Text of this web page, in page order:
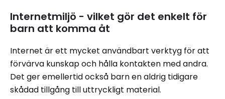
Internetmiljö - vilket gör det enkelt för
barn att komma åt
Internet är ett mycket användbart verktyg för att
förvärva kunskap och hålla kontakten med andra.
Det ger emellertid också barn en aldrig tidigare
skådad tillgång till uttryckligt material.